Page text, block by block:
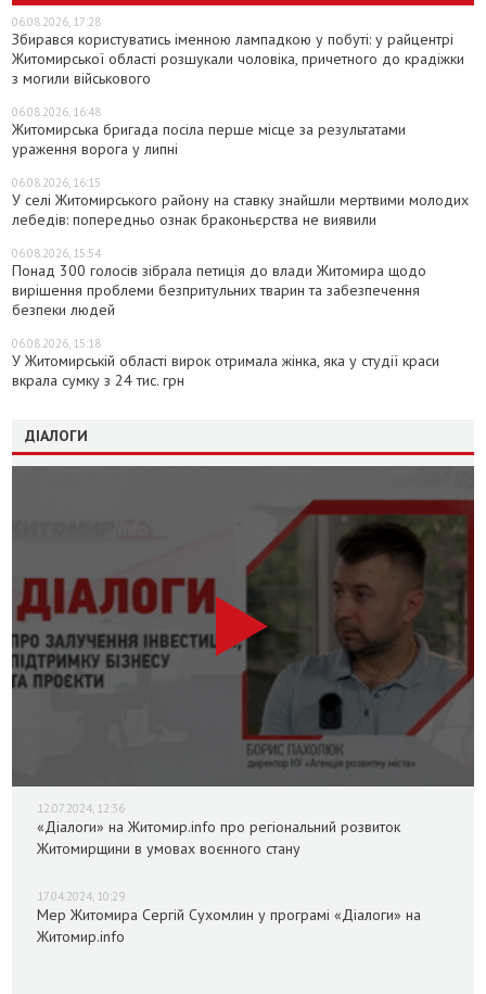
06.08.2026, 17:28
Збирався користуватись іменною лампадкою у побуті: у райцентрі
Житомирської області розшукали чоловіка, причетного до крадіжки
з могили військового
06.08.2026, 16:48
Житомирська бригада посіла перше місце за результатами
ураження ворога у липні
06.08.2026, 16:15
У селі Житомирського району на ставку знайшли мертвими молодих
лебедів: попередньо ознак браконьєрства не виявили
06.08.2026, 15:54
Понад 300 голосів зібрала петиція до влади Житомира щодо
вирішення проблеми безпритульних тварин та забезпечення
безпеки людей
06.08.2026, 15:18
У Житомирській області вирок отримала жінка, яка у студії краси
вкрала сумку з 24 тис. грн
ДІАЛОГИ
12.07.2024, 12:36
«Діалоги» на Житомир.info про регіональний розвиток
Житомирщини в умовах воєнного стану
17.04.2024, 10:29
Мер Житомира Сергій Сухомлин у програмі «Діалоги» на
Житомир.info